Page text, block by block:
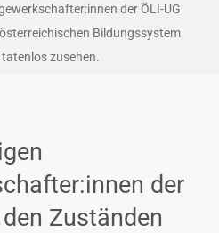
der ÖLI-UG
Bildungssystem
zusehen.
der
Zuständen